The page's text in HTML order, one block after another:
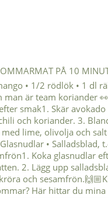
Här hittar du